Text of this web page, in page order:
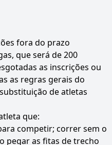
fora do prazo
que será de 200
as inscrições ou
as regras gerais do
de atletas
que:
competir; correr sem o
pegar as fitas de trecho